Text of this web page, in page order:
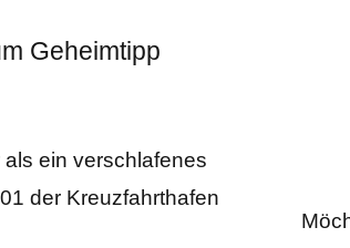
Geheimtipp
ein verschlafenes
der Kreuzfahrthafen